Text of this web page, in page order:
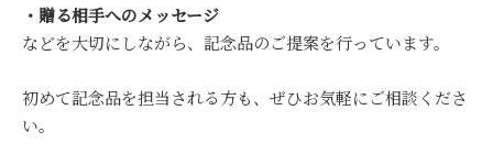
・贈る相手へのメッセージ
などを大切にしながら、記念品のご提案を行っています。
初めて記念品を担当される方も、ぜひお気軽にご相談くださ
い。